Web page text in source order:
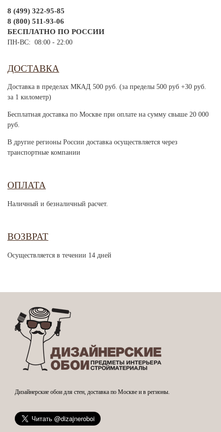
8 (499) 322-95-85
8 (800) 511-93-06
БЕСПЛАТНО ПО РОССИИ
ПН-ВС: 08:00 - 22:00
ДОСТАВКА
Доставка в пределах МКАД 500 руб. (за пределы 500 руб +30 руб.
за 1 километр)
Бесплатная доставка по Москве при оплате на сумму свыше 20 000
руб.
В другие регионы России доставка осуществляется через
транспортные компании
ОПЛАТА
Наличный и безналичный расчет.
ВОЗВРАТ
Осуществляется в течении 14 дней
Дизайнерские обои для стен, доставка по Москве и в регионы.